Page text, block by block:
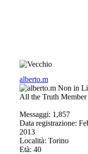
alberto.m
All the Truth Member
Messaggi: 1,857
Data registrazione:
2013
Località: Torino
Età: 40